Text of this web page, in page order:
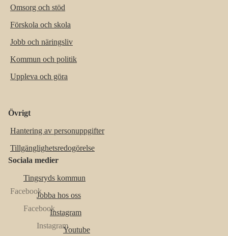
Omsorg och stöd
Förskola och skola
Jobb och näringsliv
Kommun och politik
Uppleva och göra
Övrigt
Hantering av personuppgifter
Tillgänglighetsredogörelse
Sociala medier
Tingsryds kommun
Jobba hos oss
Instagram
Youtube